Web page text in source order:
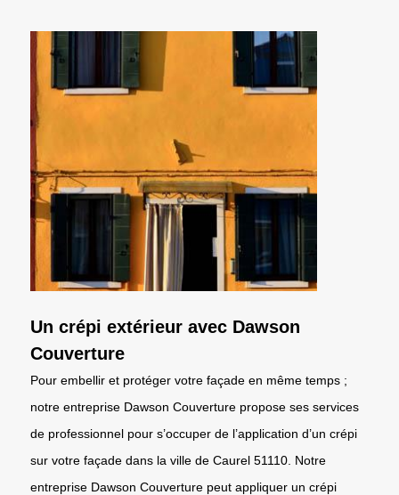
Un crépi extérieur avec Dawson
Couverture
Pour embellir et protéger votre façade en même temps ;
notre entreprise Dawson Couverture propose ses services
de professionnel pour s’occuper de l’application d’un crépi
sur votre façade dans la ville de Caurel 51110. Notre
entreprise Dawson Couverture peut appliquer un crépi